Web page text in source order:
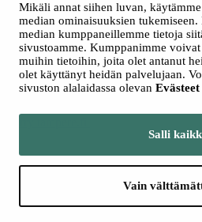
Mikäli annat siihen luvan,
median ominaisuuksien tukemiseen.
median kumppaneillemme tietoja
sivustoamme. Kumppanimme
muihin tietoihin, joita olet antanut
olet käyttänyt heidän palvelujaan.
sivuston alalaidassa olevan Evästeet
Salli
Vain